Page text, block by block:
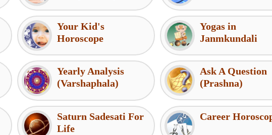
Your Kid's
Horoscope
Yogas in
Janmkundali
Yearly Analysis
(Varshaphala)
Ask A Question
(Prashna)
Saturn Sadesati For
Life
Career